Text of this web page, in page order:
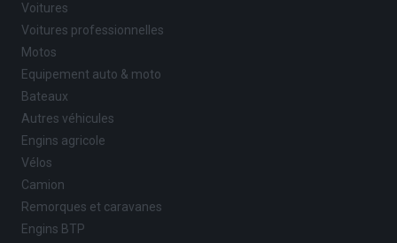
Voitures
Voitures professionnelles
Motos
Equipement auto & moto
Bateaux
Autres véhicules
Engins agricole
Vélos
Camion
Remorques et caravanes
Engins BTP